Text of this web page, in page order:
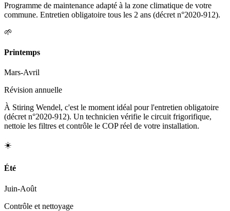
Programme de maintenance adapté à la zone climatique de votre
commune. Entretien obligatoire tous les 2 ans (décret n°2020-912).
🌱
Printemps
Mars-Avril
Révision annuelle
À Stiring Wendel, c'est le moment idéal pour l'entretien obligatoire
(décret n°2020-912). Un technicien vérifie le circuit frigorifique,
nettoie les filtres et contrôle le COP réel de votre installation.
☀️
Été
Juin-Août
Contrôle et nettoyage